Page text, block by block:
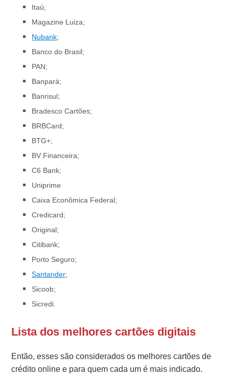
Itaú;
Magazine Luiza;
Nubank;
Banco do Brasil;
PAN;
Banpará;
Banrisul;
Bradesco Cartões;
BRBCard;
BTG+;
BV Financeira;
C6 Bank;
Uniprime
Caixa Econômica Federal;
Credicard;
Original;
Citibank;
Porto Seguro;
Santander;
Sicoob;
Sicredi.
Lista dos melhores cartões digitais
Então, esses são considerados os melhores cartões de
crédito online e para quem cada um é mais indicado.